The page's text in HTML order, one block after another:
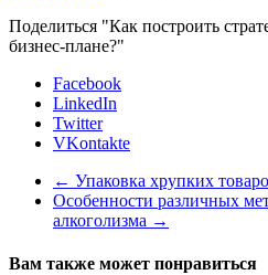
Поделиться "Как построить
бизнес-плане?"
Facebook
LinkedIn
Twitter
VKontakte
← Упаковка хрупких
Особенности различных
алкоголизма →
Вам также может понравиться